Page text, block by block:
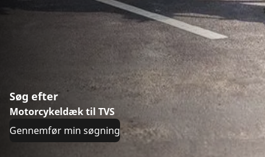
Søg efter
Motorcykeldæk til TVS
Gennemfør min søgning